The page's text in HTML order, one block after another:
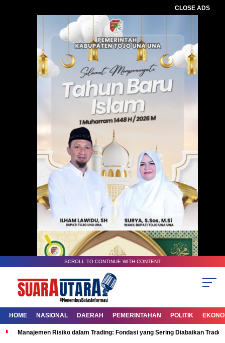
CLOSE ADS
SCROLL TO CONTINUE WITH CONTENT
HOME NASIONAL DAERAH PEMERINTAHAN POLITIK
Manajemen Risiko dalam Trading: Fondasi yang Sering Diabaikan